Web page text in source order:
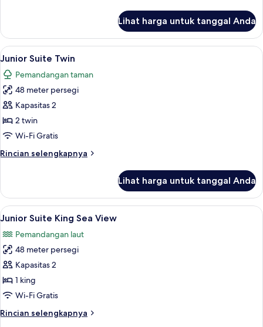
Junior
Suite
King
Lihat harga untuk tanggal Anda
Lihat
semua
foto
untuk
Junior
Suite
Twin
7
Junior Suite Twin
Pemandangan taman
48 meter persegi
Kapasitas 2
2 twin
Wi-Fi Gratis
Rincian selengkapnya
Rincian
Junior
Suite
Twin
Lihat harga untuk tanggal Anda
Lihat
semua
foto
untuk
Junior
Suite
King
View
7
Junior Suite King Sea View
Pemandangan laut
48 meter persegi
Kapasitas 2
1 king
Wi-Fi Gratis
Rincian selengkapnya
Rincian